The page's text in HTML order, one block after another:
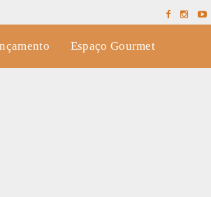
Espaço Gourmet